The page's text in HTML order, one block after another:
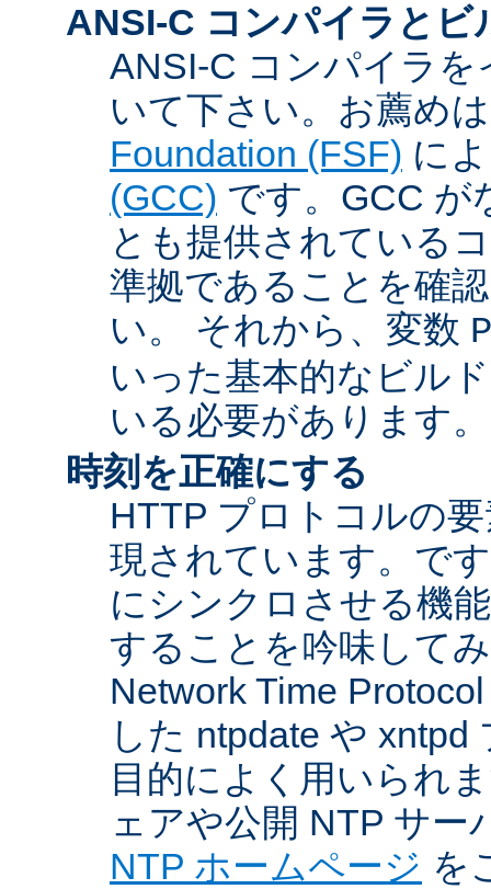
ANSI-C コンパイラとビ
ANSI-C コンパイラ
いて下さい。お薦め
Foundation (FSF) に
(GCC) です。GCC が
とも提供されている
準拠であることを確
い。 それから、変数
いった基本的なビル
いる必要があります。
時刻を正確にする
HTTP プロトコルの
現されています。で
にシンクロさせる機
することを吟味して
Network Time
した ntpdate や
目的によく用いられ
ェアや公開 NTP サー
NTP ホームページ を